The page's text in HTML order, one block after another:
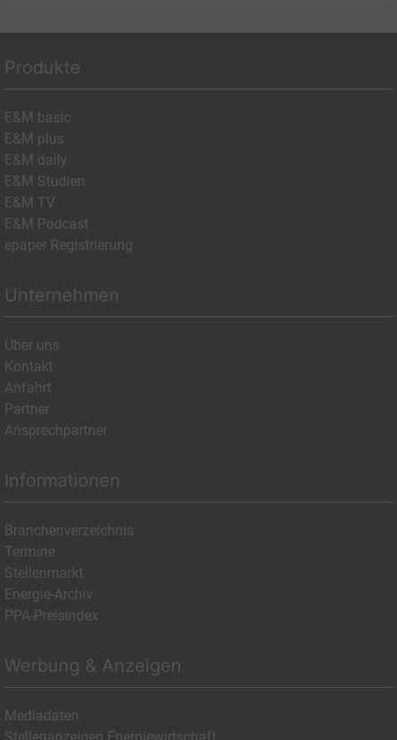
Produkte
E&M basic
E&M plus
E&M daily
E&M Studien
E&M TV
E&M Podcast
epaper Registrierung
Unternehmen
Über uns
Kontakt
Anfahrt
Partner
Ansprechpartner
Informationen
Branchenverzeichnis
Termine
Stellenmarkt
Energie-Archiv
PPA-Preisindex
Werbung & Anzeigen
Mediadaten
Stellenanzeigen Energiewirtschaft